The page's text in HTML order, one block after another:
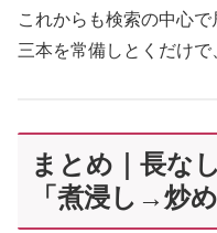
これからも検索の中心
三本を常備しとくだけで
まとめ｜長な
「煮浸し→炒